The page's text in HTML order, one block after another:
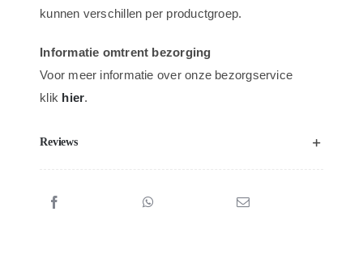
kunnen verschillen per productgroep.
Informatie omtrent bezorging
Voor meer informatie over onze bezorgservice
klik hier.
Reviews